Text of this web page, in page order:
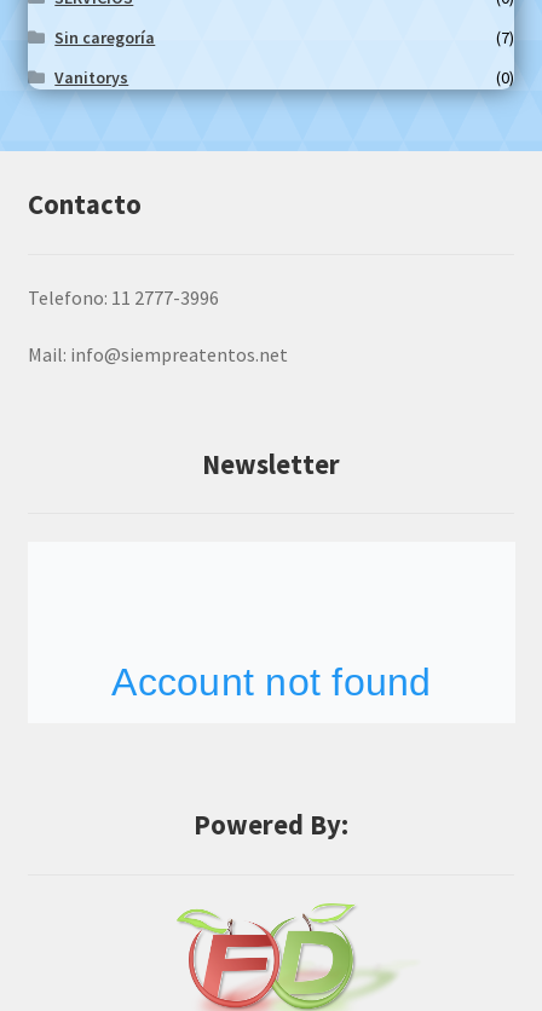
Sin caregoría
(7)
Vanitorys
(0)
Contacto
Telefono: 11 2777-3996
Mail: info@siempreatentos.net
Newsletter
Powered By: